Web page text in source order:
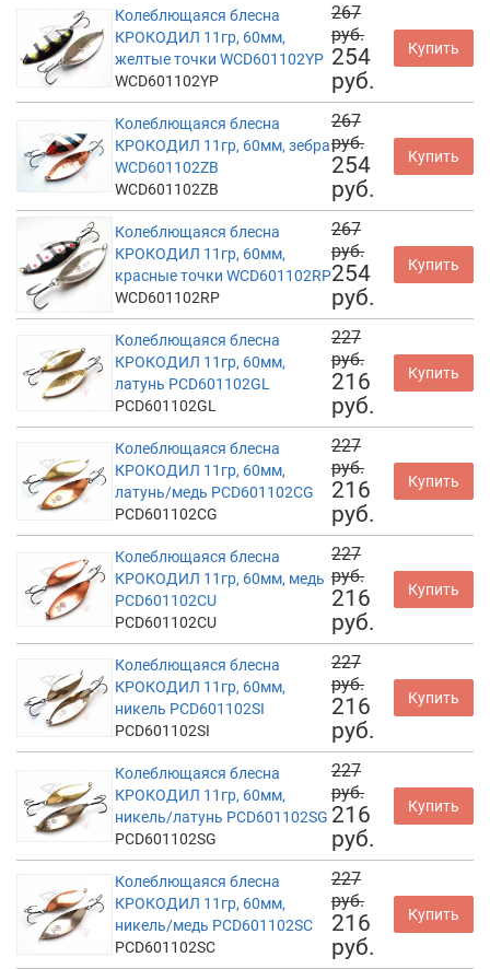
Колеблющаяся блесна
КРОКОДИЛ 11гр, 60мм,
желтые точки WCD601102YP
WCD601102YP
267
руб.
254
руб.
Купить
Колеблющаяся блесна
КРОКОДИЛ 11гр, 60мм, зебра
WCD601102ZB
WCD601102ZB
267
руб.
254
руб.
Купить
Колеблющаяся блесна
КРОКОДИЛ 11гр, 60мм,
красные точки WCD601102RP
WCD601102RP
267
руб.
254
руб.
Купить
Колеблющаяся блесна
КРОКОДИЛ 11гр, 60мм,
латунь PCD601102GL
PCD601102GL
227
руб.
216
руб.
Купить
Колеблющаяся блесна
КРОКОДИЛ 11гр, 60мм,
латунь/медь PCD601102CG
PCD601102CG
227
руб.
216
руб.
Купить
Колеблющаяся блесна
КРОКОДИЛ 11гр, 60мм, медь
PCD601102CU
PCD601102CU
227
руб.
216
руб.
Купить
Колеблющаяся блесна
КРОКОДИЛ 11гр, 60мм,
никель PCD601102SI
PCD601102SI
227
руб.
216
руб.
Купить
Колеблющаяся блесна
КРОКОДИЛ 11гр, 60мм,
никель/латунь PCD601102SG
PCD601102SG
227
руб.
216
руб.
Купить
Колеблющаяся блесна
КРОКОДИЛ 11гр, 60мм,
никель/медь PCD601102SC
PCD601102SC
227
руб.
216
руб.
Купить